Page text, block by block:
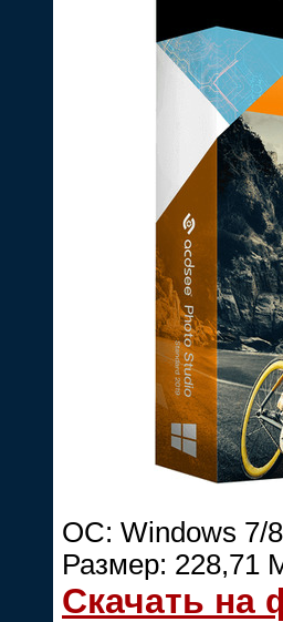
ОС: Windows 7/
Размер: 228,71
Скачать на